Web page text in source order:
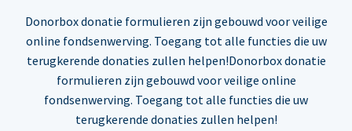
Donorbox donatie formulieren zijn gebouwd voor veilige
online fondsenwerving. Toegang tot alle functies die uw
terugkerende donaties zullen helpen!Donorbox donatie
formulieren zijn gebouwd voor veilige online
fondsenwerving. Toegang tot alle functies die uw
terugkerende donaties zullen helpen!